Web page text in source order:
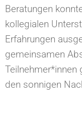
Beratungen
kollegialen
Erfahrungen
gemeinsamen
Teilnehmer*innen
den sonnigen